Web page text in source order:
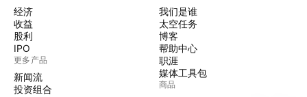
经济
收益
股利
IPO
更多产品
新闻流
投资组合
我们是谁
太空任务
博客
帮助中心
职涯
媒体工具包
商品